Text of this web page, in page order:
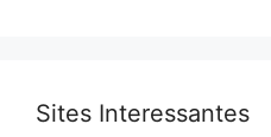
Sites Interessantes